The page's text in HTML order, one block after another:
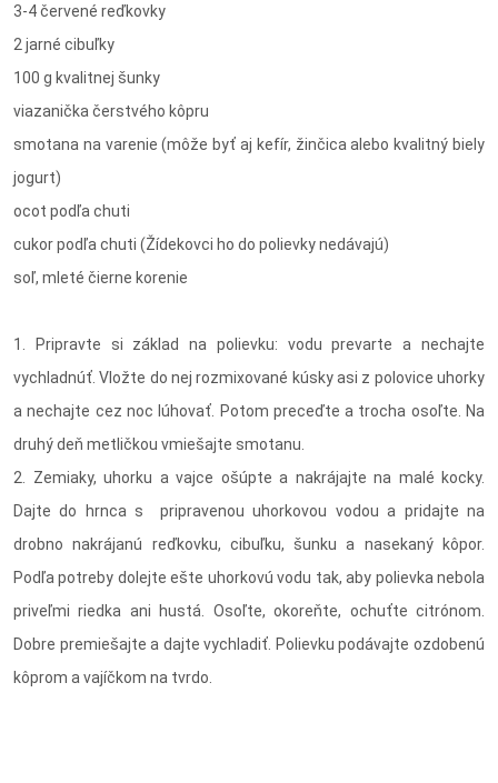
3-4 červené reďkovky
2 jarné cibuľky
100 g kvalitnej šunky
viazanička čerstvého kôpru
smotana na varenie (môže byť aj kefír, žinčica alebo kvalitný biely
jogurt)
ocot podľa chuti
cukor podľa chuti (Žídekovci ho do polievky nedávajú)
soľ, mleté čierne korenie
1. Pripravte si základ na polievku: vodu prevarte a nechajte
vychladnúť. Vložte do nej rozmixované kúsky asi z polovice uhorky
a nechajte cez noc lúhovať. Potom preceďte a trocha osoľte. Na
druhý deň metličkou vmiešajte smotanu.
2. Zemiaky, uhorku a vajce ošúpte a nakrájajte na malé kocky.
Dajte do hrnca s pripravenou uhorkovou vodou a pridajte na
drobno nakrájanú reďkovku, cibuľku, šunku a nasekaný kôpor.
Podľa potreby dolejte ešte uhorkovú vodu tak, aby polievka nebola
priveľmi riedka ani hustá. Osoľte, okoreňte, ochuťte citrónom.
Dobre premiešajte a dajte vychladiť. Polievku podávajte ozdobenú
kôprom a vajíčkom na tvrdo.